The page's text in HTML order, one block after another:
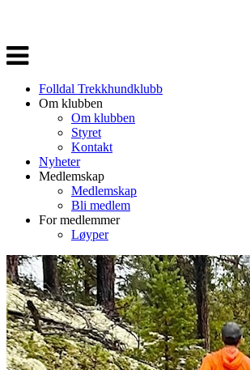
Veksle
navigasjon
Folldal Trekkhundklubb
Om klubben
Om klubben
Styret
Kontakt
Nyheter
Medlemskap
Medlemskap
Bli medlem
For medlemmer
Løyper